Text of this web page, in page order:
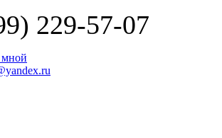
229-57-07
мной